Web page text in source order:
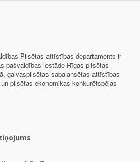
Pilsētas attīstības departaments ir
pašvaldības iestāde Rīgas pilsētas
galvaspilsētas sabalansētas attīstības
pilsētas ekonomikas konkurētspējas